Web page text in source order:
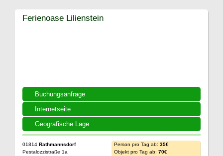
Buchungsanfrage
Internetseite
Geografische Lage
Ferienoase Lilienstein
01814 Rathmannsdorf
Pestalozzistraße 1a
Person pro Tag ab: 35€
Objekt pro Tag ab: 70€